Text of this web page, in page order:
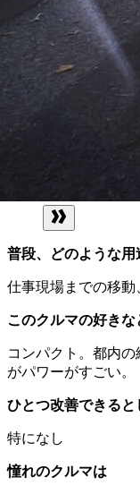
普段、どのような用
仕事現場までの移動
このクルマの好きな
コンパクト。都内
がパワーがすごい。
ひとつ改善できると
特になし
憧れのクルマは